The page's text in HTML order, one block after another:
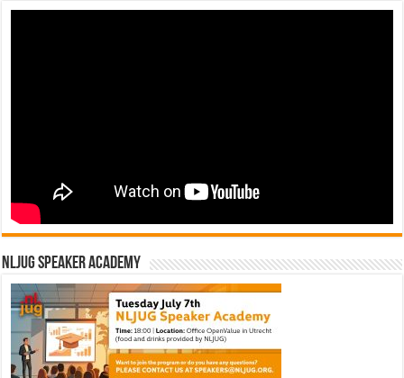
NLJUG Speaker Academy